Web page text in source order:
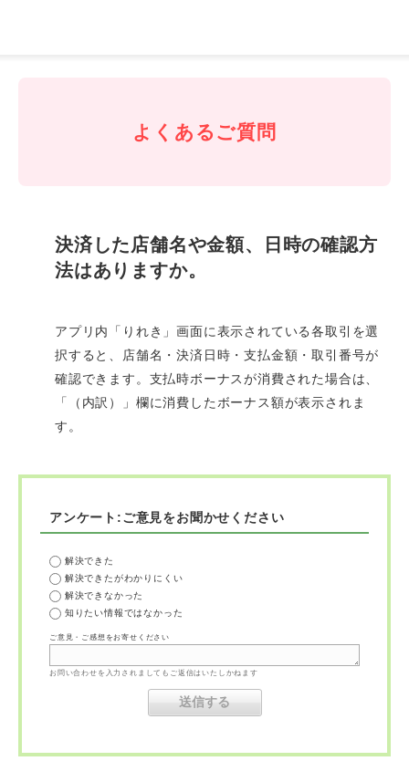
よくあるご質問
決済した店舗名や金額、日時の確認方
法はありますか。
アプリ内「りれき」画面に表示されている各取引を選
択すると、店舗名・決済日時・支払金額・取引番号が
確認できます。支払時ボーナスが消費された場合は、
「（内訳）」欄に消費したボーナス額が表示されま
す。
アンケート:ご意見をお聞かせください
解決できた
解決できたがわかりにくい
解決できなかった
知りたい情報ではなかった
ご意見・ご感想をお寄せください
お問い合わせを入力されましてもご返信はいたしかねます